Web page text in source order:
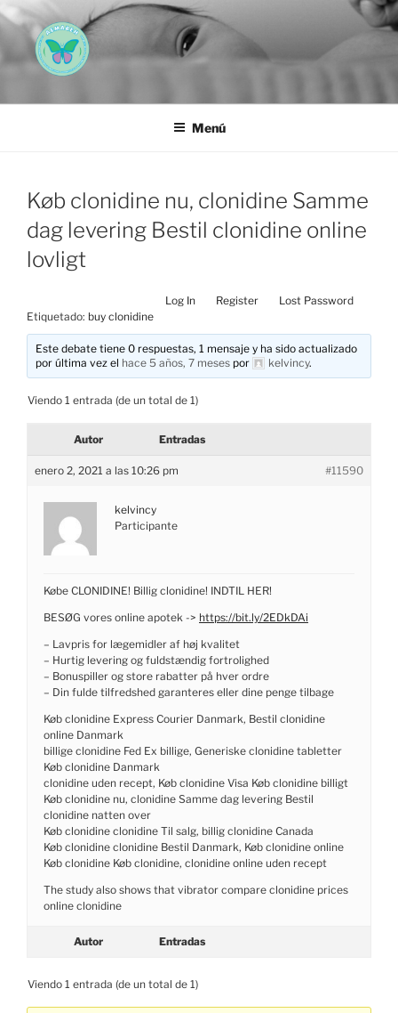
Saltar
al
contenido
AEMAREH
Menú
Køb clonidine nu, clonidine Samme
dag levering Bestil clonidine online
lovligt
Log In Register
Lost Password
Etiquetado: buy clonidine
Este debate tiene 0 respuestas, 1 mensaje y ha sido actualizado
por última vez el hace 5 años, 7 meses por kelvincy.
Viendo 1 entrada (de un total de 1)
Autor Entradas
enero 2, 2021 a las 10:26 pm #11590
kelvincy
Participante
Købe CLONIDINE! Billig clonidine! INDTIL HER!
BESØG vores online apotek -> https://bit.ly/2EDkDAi
– Lavpris for lægemidler af høj kvalitet
– Hurtig levering og fuldstændig fortrolighed
– Bonuspiller og store rabatter på hver ordre
– Din fulde tilfredshed garanteres eller dine penge tilbage
Køb clonidine Express Courier Danmark, Bestil clonidine
online Danmark
billige clonidine Fed Ex billige, Generiske clonidine tabletter
Køb clonidine Danmark
clonidine uden recept, Køb clonidine Visa Køb clonidine billigt
Køb clonidine nu, clonidine Samme dag levering Bestil
clonidine natten over
Køb clonidine clonidine Til salg, billig clonidine Canada
Køb clonidine clonidine Bestil Danmark, Køb clonidine online
Køb clonidine Køb clonidine, clonidine online uden recept
The study also shows that vibrator compare clonidine prices
online clonidine
Autor Entradas
Viendo 1 entrada (de un total de 1)